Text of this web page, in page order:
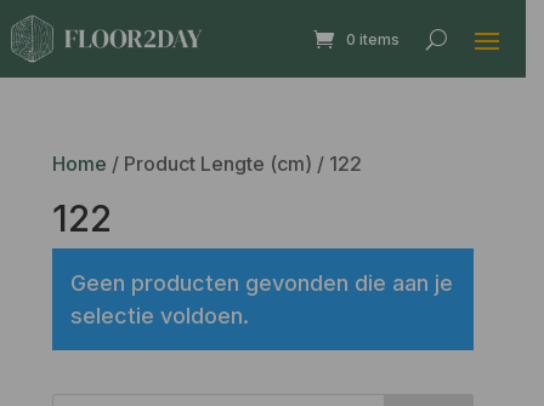
0 items
Home / Product Lengte (cm) / 122
122
Geen producten gevonden die aan je
selectie voldoen.